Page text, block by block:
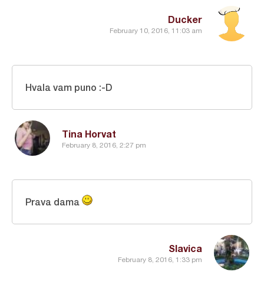
Ducker
February 10, 2016, 11:03 am
Tina Horvat
February 8, 2016, 2:27 pm
Hvala vam puno :-D
Slavica
February 8, 2016, 1:33 pm
Prava dama